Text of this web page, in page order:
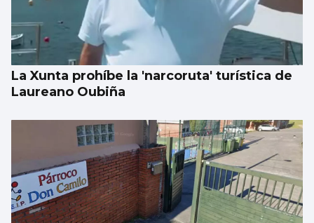
EEUU ve posible llegar a un acuerdo
inminente con Irán
La Xunta prohíbe la 'narcoruta' turística de
Laureano Oubiña